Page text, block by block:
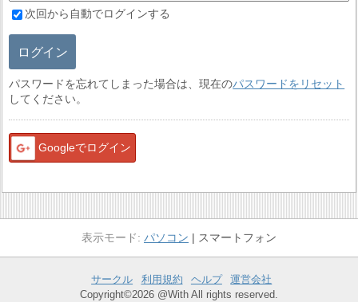
次回から自動でログインする
ログイン
パスワードを忘れてしまった場合は、現在のパスワードをリセット
してください。
Googleでログイン
パソコン スマートフォン
サークル 利用規約 ヘルプ
運営会社
Copyright©2026 @With All rights reserved.